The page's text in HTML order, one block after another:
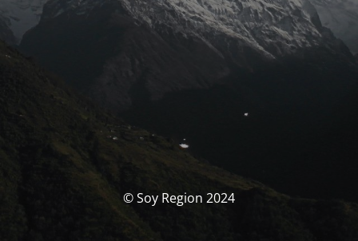
© Soy Region 2024